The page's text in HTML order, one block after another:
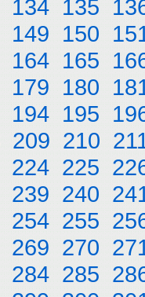
134 135
149 150
164 165
179 180
194 195
209 210
224 225
239 240
254 255
269 270
284 285